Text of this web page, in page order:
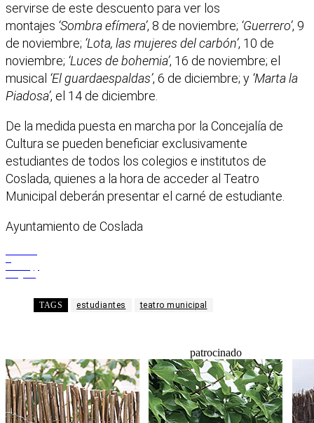
servirse de este descuento para ver los
montajes ‘Sombra efímera’, 8 de noviembre; ‘Guerrero’, 9
de noviembre; ‘Lota, las mujeres del carbón’, 10 de
noviembre; ‘Luces de bohemia’, 16 de noviembre; el
musical ‘El guardaespaldas’, 6 de diciembre; y ‘Marta la
Piadosa’, el 14 de diciembre.
De la medida puesta en marcha por la Concejalía de
Cultura se pueden beneficiar exclusivamente
estudiantes de todos los colegios e institutos de
Coslada, quienes a la hora de acceder al Teatro
Municipal deberán presentar el carné de estudiante.
Ayuntamiento de Coslada
TAGS estudiantes teatro municipal
patrocinado